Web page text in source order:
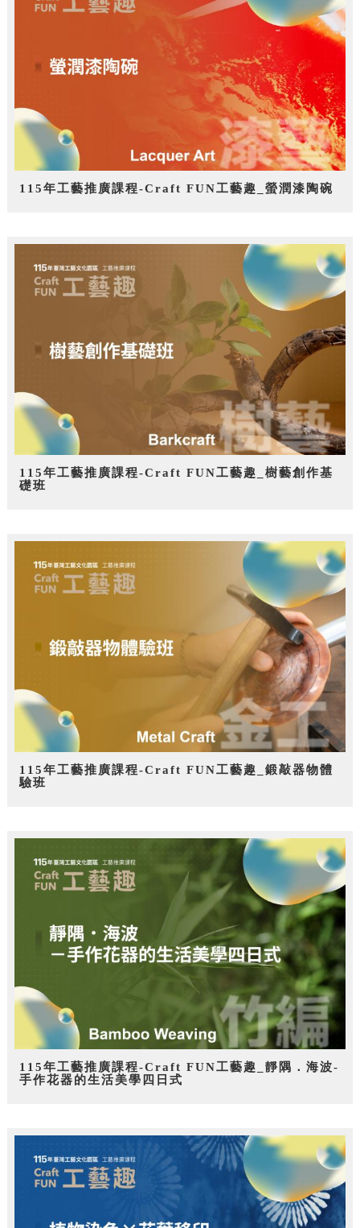
115年工藝推廣課程-Craft FUN工藝趣_螢潤漆陶碗
115年工藝推廣課程-Craft FUN工藝趣_樹藝創作基
礎班
115年工藝推廣課程-Craft FUN工藝趣_鍛敲器物體
驗班
115年工藝推廣課程-Craft FUN工藝趣_靜隅．海波-
手作花器的生活美學四日式